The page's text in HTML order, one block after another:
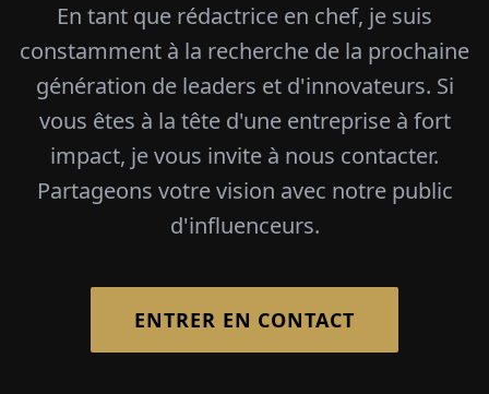
En tant que rédactrice en chef, je suis
constamment à la recherche de la prochaine
génération de leaders et d'innovateurs. Si
vous êtes à la tête d'une entreprise à fort
impact, je vous invite à nous contacter.
Partageons votre vision avec notre public
d'influenceurs.
ENTRER EN CONTACT